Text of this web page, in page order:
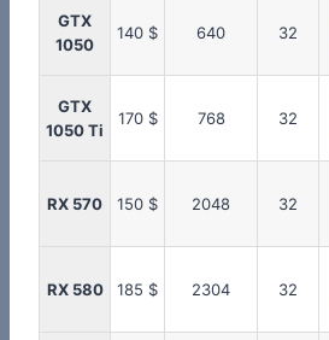
GTX
1050
140 $ 640 32
GTX
1050 Ti
170 $ 768 32
RX 570 150 $ 2048 32
RX 580 185 $ 2304 32